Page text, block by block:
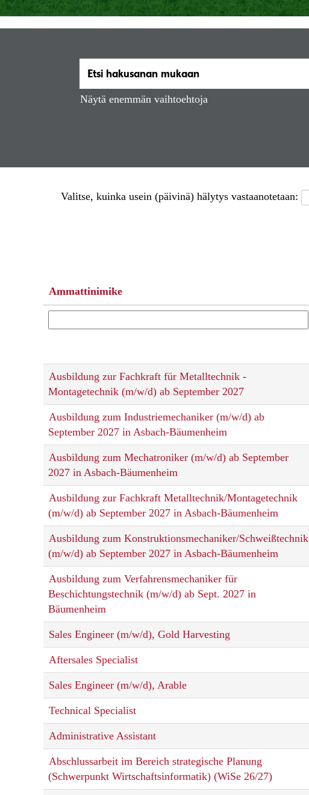
Näytä enemmän vaihtoehtoja
Valitse, kuinka usein (päivinä) hälytys vastaanotetaan:
Ammattinimike
Ausbildung zur Fachkraft für Metalltechnik -
Montagetechnik (m/w/d) ab September 2027
Ausbildung zum Industriemechaniker (m/w/d) ab
September 2027 in Asbach-Bäumenheim
Ausbildung zum Mechatroniker (m/w/d) ab September
2027 in Asbach-Bäumenheim
Ausbildung zur Fachkraft Metalltechnik/Montagetechnik
(m/w/d) ab September 2027 in Asbach-Bäumenheim
Ausbildung zum Konstruktionsmechaniker/Schweißtechnik
(m/w/d) ab September 2027 in Asbach-Bäumenheim
Ausbildung zum Verfahrensmechaniker für
Beschichtungstechnik (m/w/d) ab Sept. 2027 in
Bäumenheim
Sales Engineer (m/w/d), Gold Harvesting
Aftersales Specialist
Sales Engineer (m/w/d), Arable
Technical Specialist
Administrative Assistant
Abschlussarbeit im Bereich strategische Planung
(Schwerpunkt Wirtschaftsinformatik) (WiSe 26/27)